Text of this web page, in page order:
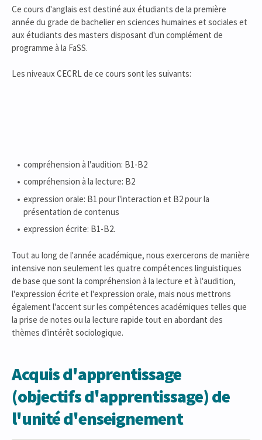
Ce cours d'anglais est destiné aux étudiants de la première
année du grade de bachelier en sciences humaines et sociales et
aux étudiants des masters disposant d'un complément de
programme à la FaSS.
Les niveaux CECRL de ce cours sont les suivants:
compréhension à l'audition: B1-B2
compréhension à la lecture: B2
expression orale: B1 pour l'interaction et B2 pour la
présentation de contenus
expression écrite: B1-B2.
Tout au long de l'année académique, nous exercerons de manière
intensive non seulement les quatre compétences linguistiques
de base que sont la compréhension à la lecture et à l'audition,
l'expression écrite et l'expression orale, mais nous mettrons
également l'accent sur les compétences académiques telles que
la prise de notes ou la lecture rapide tout en abordant des
thèmes d'intérêt sociologique.
Acquis d'apprentissage
(objectifs d'apprentissage) de
l'unité d'enseignement